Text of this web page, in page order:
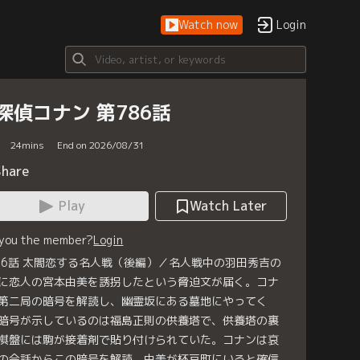
Watch now Login
偵コナン 第786話
24mins End on 2026/08/31
Play
Watch Later
the member?Login
話 太閤恋する名人戦（後編）／名人戦中の羽田秀吉の
恋人の宮本由美を誘拐したという脅迫文が届く。コナ
二局の暗号を解読し、幽霊坂にある墓地にやってく
号が示しているのは福島正則の供養塔で、供養塔の裏
盤には駒が接着剤で貼り付けられていた。コナンは哀